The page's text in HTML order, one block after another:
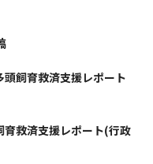
飼育救済支援レポート
救済支援レポート(行政